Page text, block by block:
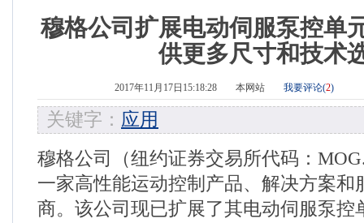
穆格公司扩展电动伺服泵控单
供更多尺寸和技术
2017年11月17日15:18:28 本网站 我要评论(2)
关键字： 应用
穆格公司（纽约证券交易所代码：
一家高性能运动控制产品、解决方案和
商。该公司现已扩展了其电动伺服泵控